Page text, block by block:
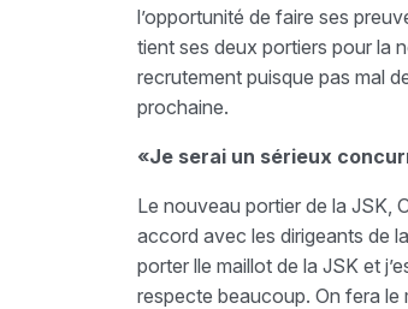
l’opportunité de faire ses
tient ses deux portiers pour la
recrutement puisque pas mal
prochaine.
«Je serai un sérieux
Le nouveau portier de la JSK,
accord avec les dirigeants de
porter lle maillot de la JSK et
respecte beaucoup. On fera le